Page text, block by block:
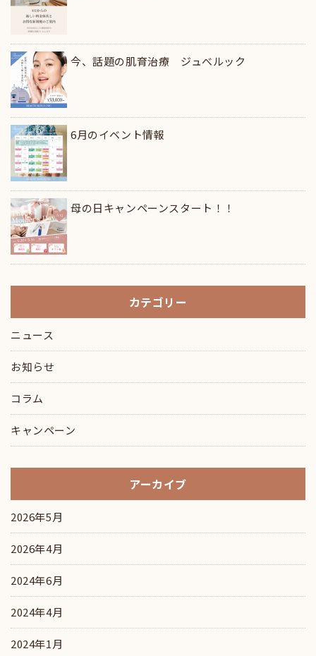
今、話題の肌育治療 ジュべルック
6月のイベント情報
母の日キャンペーンスタート！！
カテゴリー
ニュース
お知らせ
コラム
キャンペーン
アーカイブ
2026年5月
2026年4月
2024年6月
2024年4月
2024年1月